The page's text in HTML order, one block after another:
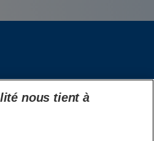
nous tient à